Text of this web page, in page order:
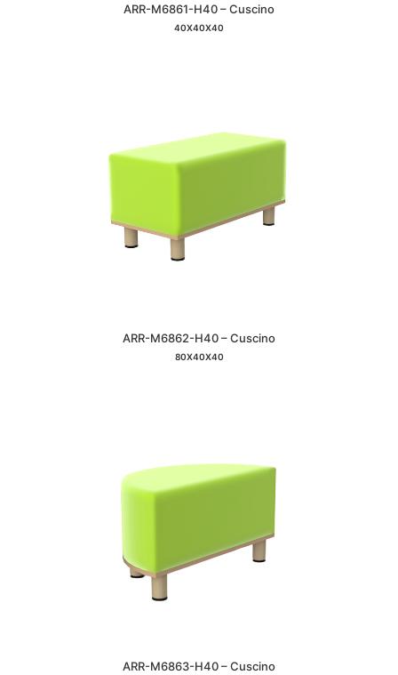
ARR-M6861-H40 – Cuscino
40X40X40
ARR-M6862-H40 – Cuscino
80X40X40
ARR-M6863-H40 – Cuscino